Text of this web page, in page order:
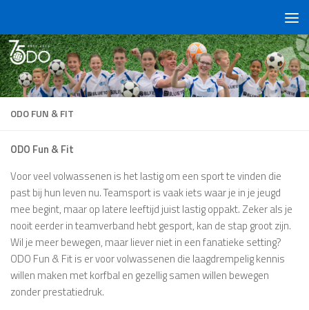
ODO FUN & FIT
ODO Fun & Fit
Voor veel volwassenen is het lastig om een sport te vinden die
past bij hun leven nu. Teamsport is vaak iets waar je in je jeugd
mee begint, maar op latere leeftijd juist lastig oppakt. Zeker als je
nooit eerder in teamverband hebt gesport, kan de stap groot zijn.
Wil je meer bewegen, maar liever niet in een fanatieke setting?
ODO Fun & Fit is er voor volwassenen die laagdrempelig kennis
willen maken met korfbal en gezellig samen willen bewegen
zonder prestatiedruk.